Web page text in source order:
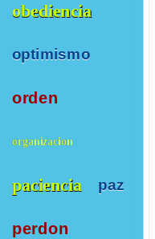
obediencia
optimismo
orden
organizacion
paciencia paz
perdon